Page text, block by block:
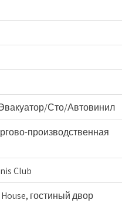
Сто/Автовинил
производственная
Club
гостиный двор